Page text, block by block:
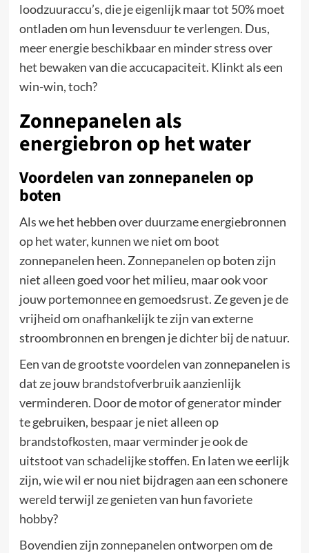
loodzuuraccu’s, die je eigenlijk maar tot 50% moet
ontladen om hun levensduur te verlengen. Dus,
meer energie beschikbaar en minder stress over
het bewaken van die accucapaciteit. Klinkt als een
win-win, toch?
Zonnepanelen als
energiebron op het water
Voordelen van zonnepanelen op
boten
Als we het hebben over duurzame energiebronnen
op het water, kunnen we niet om boot
zonnepanelen heen. Zonnepanelen op boten zijn
niet alleen goed voor het milieu, maar ook voor
jouw portemonnee en gemoedsrust. Ze geven je de
vrijheid om onafhankelijk te zijn van externe
stroombronnen en brengen je dichter bij de natuur.
Een van de grootste voordelen van zonnepanelen is
dat ze jouw brandstofverbruik aanzienlijk
verminderen. Door de motor of generator minder
te gebruiken, bespaar je niet alleen op
brandstofkosten, maar verminder je ook de
uitstoot van schadelijke stoffen. En laten we eerlijk
zijn, wie wil er nou niet bijdragen aan een schonere
wereld terwijl ze genieten van hun favoriete
hobby?
Bovendien zijn zonnepanelen ontworpen om de